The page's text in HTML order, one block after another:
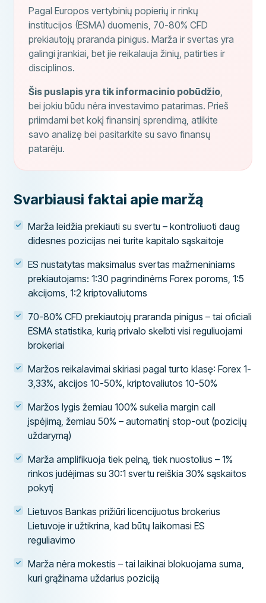
Pagal Europos vertybinių popierių ir rinkų
institucijos (ESMA) duomenis, 70-80% CFD
prekiautojų praranda pinigus. Marža ir svertas yra
galingi įrankiai, bet jie reikalauja žinių, patirties ir
disciplinos.
Šis puslapis yra tik informacinio pobūdžio,
bei jokiu būdu nėra investavimo patarimas. Prieš
priimdami bet kokį finansinį sprendimą, atlikite
savo analizę bei pasitarkite su savo finansų
patarėju.
Svarbiausi faktai apie maržą
Marža leidžia prekiauti su svertu – kontroliuoti daug
didesnes pozicijas nei turite kapitalo sąskaitoje
ES nustatytas maksimalus svertas mažmeniniams
prekiautojams: 1:30 pagrindinėms Forex poroms, 1:5
akcijoms, 1:2 kriptovaliutoms
70-80% CFD prekiautojų praranda pinigus – tai oficiali
ESMA statistika, kurią privalo skelbti visi reguliuojami
brokeriai
Maržos reikalavimai skiriasi pagal turto klasę: Forex 1-
3,33%, akcijos 10-50%, kriptovaliutos 10-50%
Maržos lygis žemiau 100% sukelia margin call
įspėjimą, žemiau 50% – automatinį stop-out (pozicijų
uždarymą)
Marža amplifikuoja tiek pelną, tiek nuostolius – 1%
rinkos judėjimas su 30:1 svertu reiškia 30% sąskaitos
pokytį
Lietuvos Bankas prižiūri licencijuotus brokerius
Lietuvoje ir užtikrina, kad būtų laikomasi ES
reguliavimo
Marža nėra mokestis – tai laikinai blokuojama suma,
kuri grąžinama uždarius poziciją